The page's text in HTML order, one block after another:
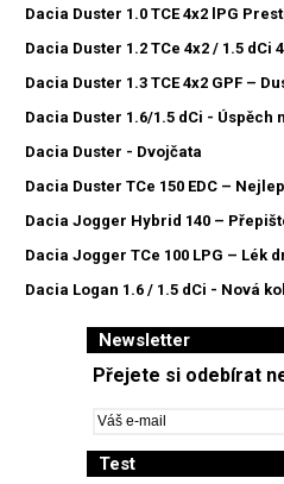
Dacia Duster 1.0 TCE 4x2 lPG
Dacia Duster 1.2 TCe 4x2 / 1.5 dCi
Dacia Duster 1.3 TCE 4x2 GPF –
Dacia Duster 1.6/1.5 dCi - Úspěch
Dacia Duster - Dvojčata
Dacia Duster TCe 150 EDC –
Dacia Jogger Hybrid 140 –
Dacia Jogger TCe 100 LPG – Lék
Dacia Logan 1.6 / 1.5 dCi - Nová
Newsletter
Přejete si odebírat
Test